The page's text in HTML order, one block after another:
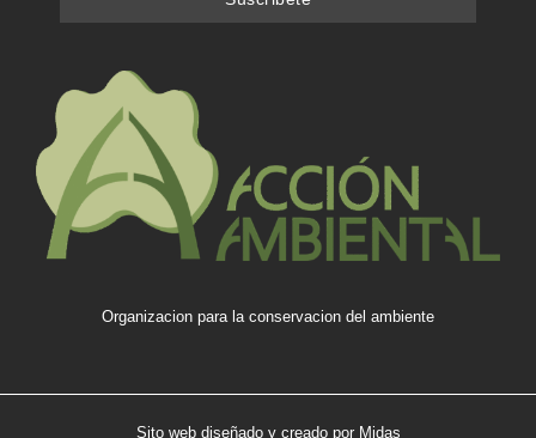
Organizacion para la conservacion del ambiente
Sito web diseñado y creado por Midas